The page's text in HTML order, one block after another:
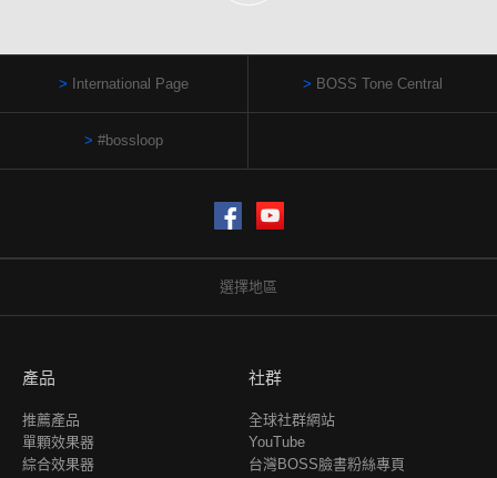
International Page BOSS Tone Central
#bossloop
Facebook
選擇地區
產品
推薦產品
單顆效果器
綜合效果器
社群
全球社群網站
YouTube
台灣BOSS臉書粉絲專頁